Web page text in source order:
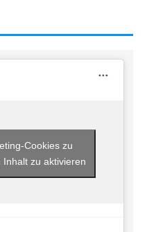
Cookies zu
zu aktivieren